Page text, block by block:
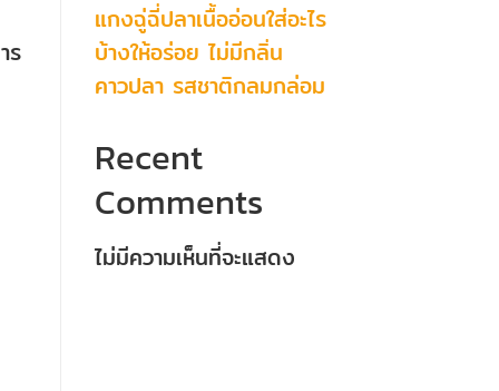
ร
แกงฉู่ฉี่ปลาเนื้ออ่อนใส่อะไร
บ้างให้อร่อย ไม่มีกลิ่น
คาวปลา รสชาติกลมกล่อม
Recent
Comments
ไม่มีความเห็นที่จะแสดง